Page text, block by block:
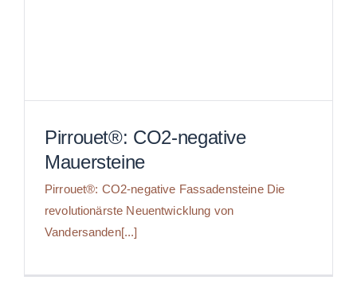
Pirrouet®: CO2-negative
Mauersteine
Pirrouet®: CO2-negative
Mauersteine
Pirrouet®: CO2-negative Fassadensteine Die
revolutionärste Neuentwicklung von
Vandersanden[...]